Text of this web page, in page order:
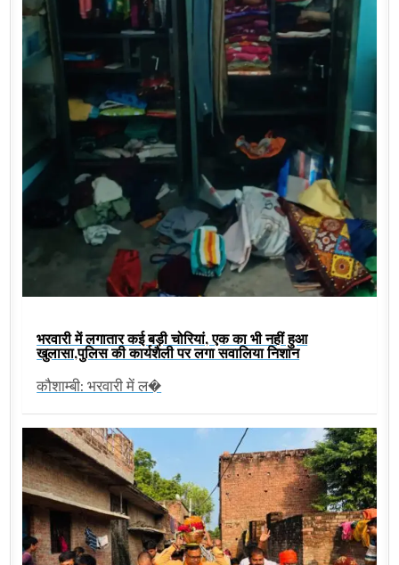
भरवारी में लगातार कई बड़ी चोरियां, एक का भी नहीं हुआ
खुलासा,पुलिस की कार्यशैली पर लगा सवालिया निशान
कौशाम्बी: भरवारी में ल�